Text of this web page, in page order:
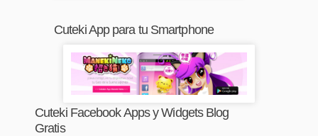
Cuteki App para tu Smartphone
Cuteki Facebook Apps y Widgets Blog
Gratis